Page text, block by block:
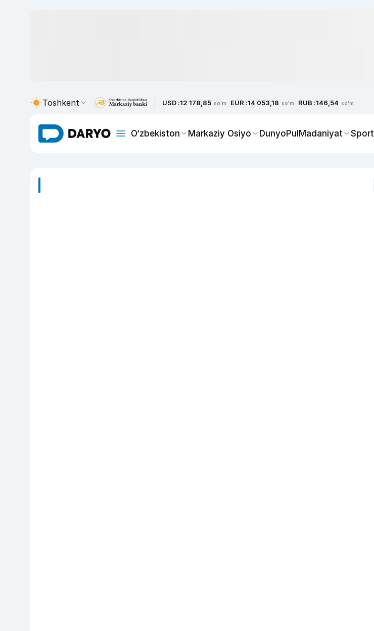
Toshkent USD :12 178,85 so'm EUR :14 053,18 so'm RUB :146,54 so'm
O‘zbekiston Markaziy Osiyo DunyoPulMadaniyat Sport